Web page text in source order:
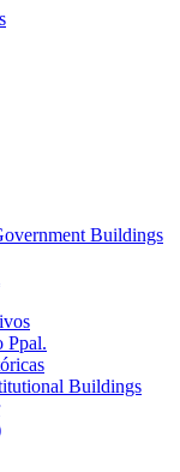
Buildings
Ppal.
Buildings